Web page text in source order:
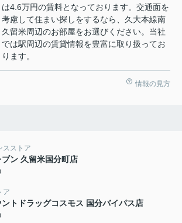
は4.6万円の賃料となっております。交通面を
考慮して住まい探しをするなら、久大本線南
久留米周辺のお部屋をお選びください。当社
では駅周辺の賃貸情報を豊富に取り扱ってお
ります。
情報の見方
スストア
ン 久留米国分町店
ア
トドラッグコスモス 国分バイパス店